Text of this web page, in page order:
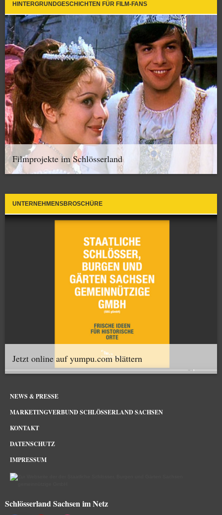
HINTERGRUNDGESCHICHTEN FÜR FILM-FANS
Filmprojekte im Schlösserland
UNTERNEHMENSBROSCHÜRE
Jetzt online auf yumpu.com blättern
NEWS & PRESSE
MARKETINGVERBUND SCHLÖSSERLAND SACHSEN
KONTAKT
DATENSCHUTZ
IMPRESSUM
Schlösserland Sachsen im Netz